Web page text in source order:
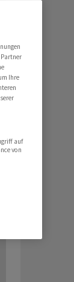
Ihre
auf
von